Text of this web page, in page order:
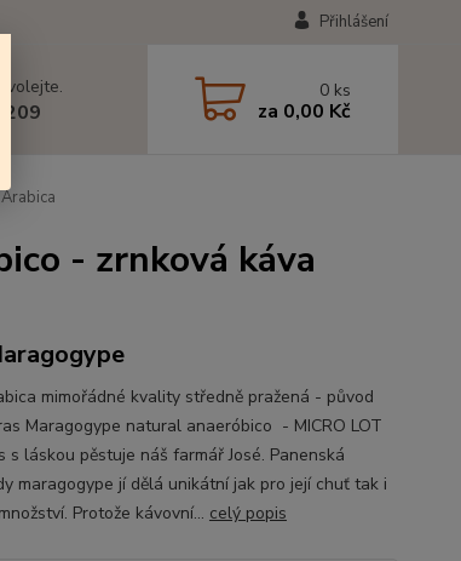
Přihlášení
209
0 ks
za 0,00 Kč
- zrnková káva
mimořádné kvality středně pražená - původ
Maragogype natural anaeróbico - MICRO LOT
s láskou pěstuje náš farmář José. Panenská
maragogype jí dělá unikátní jak pro její chuť tak i
Protože kávovní... celý popis